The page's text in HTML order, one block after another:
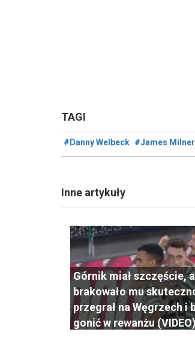
TAGI
#Danny Welbeck #James Milner
Inne artykuły
Górnik miał szczęście,
brakowało mu
przegrał na Węgrzech i
gonić w rewanżu